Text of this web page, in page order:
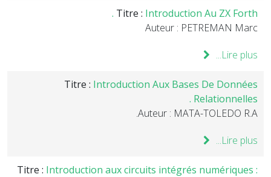
Titre : Introduction Au ZX Forth .
Auteur : PETREMAN Marc
Lire plus...
Titre : Introduction Aux Bases De Données
Relationnelles .
Auteur : MATA-TOLEDO R.A.
Lire plus...
Titre : Introduction aux circuits intégrés numériques :